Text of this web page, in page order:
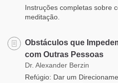
Instruções completas sobre
meditação.
Obstáculos que
com Outras Pessoas
Dr. Alexander Berzin
Refúgio: Dar um